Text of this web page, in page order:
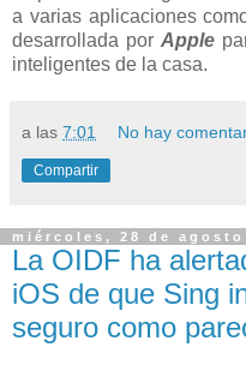
a varias aplicaciones
desarrollada porApple
inteligentes de la casa.
a las 7:01 No hay
Compartir
miércoles, 28 de agosto
La OIDF ha
iOS de que Sing
seguro como